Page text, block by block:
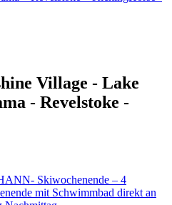
Village - Lake
- Revelstoke -